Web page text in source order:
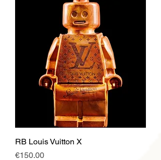
RB Louis Vuitton X
Price
€150.00